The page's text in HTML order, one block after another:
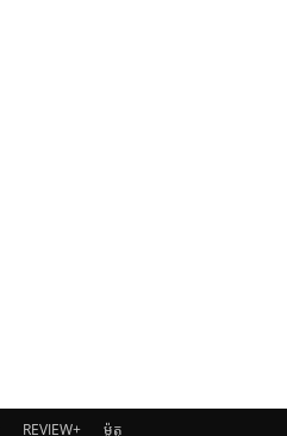
REVIEW+ ម៉ូតូ